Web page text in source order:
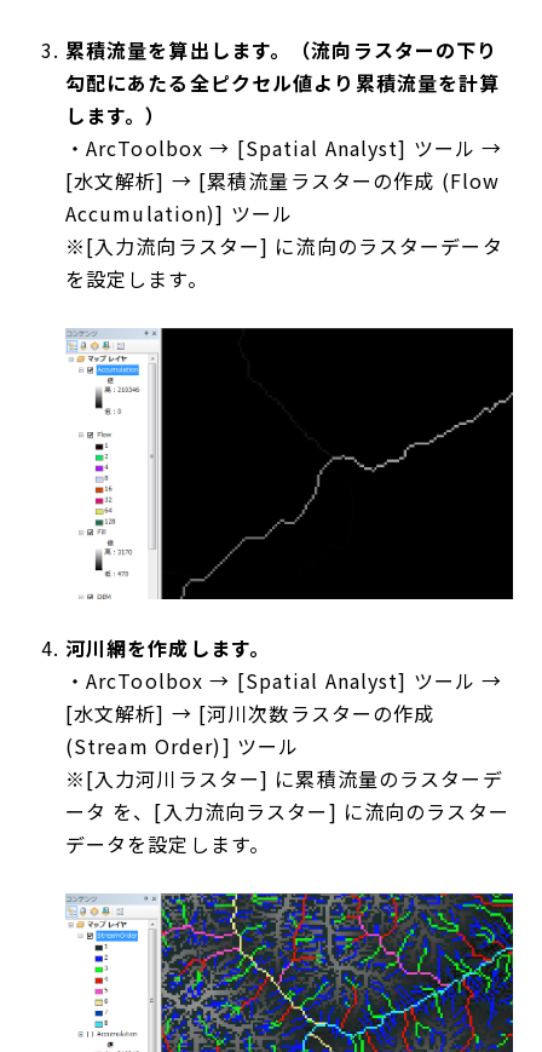
累積流量を算出します。（流向ラスターの下り
勾配にあたる全ピクセル値より累積流量を計算
します。）
・ArcToolbox → [Spatial Analyst] ツール →
[水文解析] → [累積流量ラスターの作成 (Flow
Accumulation)] ツール
※[入力流向ラスター] に流向のラスターデータ
を設定します。
河川網を作成します。
・ArcToolbox → [Spatial Analyst] ツール →
[水文解析] → [河川次数ラスターの作成
(Stream Order)] ツール
※[入力河川ラスター] に累積流量のラスターデ
ータ を、[入力流向ラスター] に流向のラスター
データを設定します。